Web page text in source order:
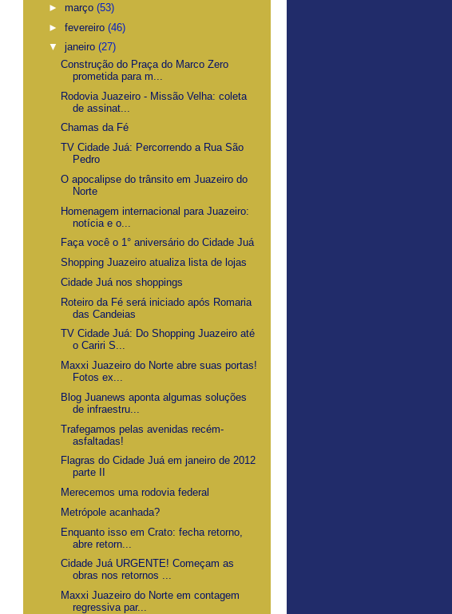
► março (53)
► fevereiro (46)
▼ janeiro (27)
Construção do Praça do Marco Zero
prometida para m...
Rodovia Juazeiro - Missão Velha: coleta
de assinat...
Chamas da Fé
TV Cidade Juá: Percorrendo a Rua São
Pedro
O apocalipse do trânsito em Juazeiro do
Norte
Homenagem internacional para Juazeiro:
notícia e o...
Faça você o 1° aniversário do Cidade Juá
Shopping Juazeiro atualiza lista de lojas
Cidade Juá nos shoppings
Roteiro da Fé será iniciado após Romaria
das Candeias
TV Cidade Juá: Do Shopping Juazeiro até
o Cariri S...
Maxxi Juazeiro do Norte abre suas portas!
Fotos ex...
Blog Juanews aponta algumas soluções
de infraestru...
Trafegamos pelas avenidas recém-
asfaltadas!
Flagras do Cidade Juá em janeiro de 2012
parte II
Merecemos uma rodovia federal
Metrópole acanhada?
Enquanto isso em Crato: fecha retorno,
abre retorn...
Cidade Juá URGENTE! Começam as
obras nos retornos ...
Maxxi Juazeiro do Norte em contagem
regressiva par...